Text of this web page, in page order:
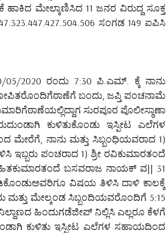
ಮೇಲ್ಕಾಣಿಸಿದ 11 ಜನರ ವಿರುದ್ದ ಸೂಕ್ತ
ಸಂಗಡ 149 ಐಪಿಸಿ
05/2020 ರಂದು 7:30 ಪಿ.ಎಮ್. ಕ್ಕೆ ನಾನು
ಬಂದು, ಜಪ್ತಿ ಪಂಚನಾಮೆ
ಸುರಪೂರ ಪೊಲೀಸ್ಠಾಣಾ
ಕುಳಿತುಕೊಂಡು ಇಸ್ಪೀಟ ಎಲೆಗಳ
ಮೇರೆಗೆ, ನಾನು ಮತ್ತು ಸಿಬ್ಬಂಧಿಯವರಾದ 1)
ಇಬ್ಬರು ಪಂಚರಾದ 1) ಶ್ರೀ ರವಿಕುಮಾರತಂದೆ
ಬಸವರಾಜ ನಾಯಕ್ ವ|| 31
ವಿಷಯ ತಿಳಿಸಿ ದಾಳಿ ಕಾಲಕ್ಕೆ
ಮತ್ತು ಮೇಲ್ಕಂಡ ಸಿಬ್ಬಂದಿಯವರೊಂದಿಗೆ 5:15
ಹಿಂದುಗಡೆಜೀಪ್ ನಿಲ್ಲಿಸಿ ಎಲ್ಲರೂ ಕೆಳಗೆ
ಕುಳಿತು ಇಸ್ಪೀಟ ಎಲೆಗಳ ಸಹಾಯದಿಂದ